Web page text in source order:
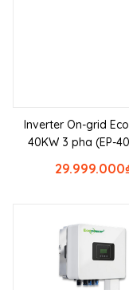
Inverter On-grid
40KW 3 pha (EP-
29.999.000